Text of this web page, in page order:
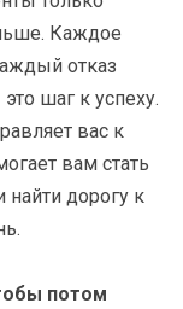
Каждое
отказ
шаг к успеху.
вас к
вам стать
дорогу к
потом